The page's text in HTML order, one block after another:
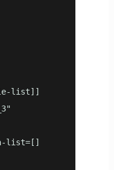
list]]
list=[]